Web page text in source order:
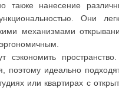
также нанесение
Они
механизмами
сэкономить
поэтому идеально
или квартирах с